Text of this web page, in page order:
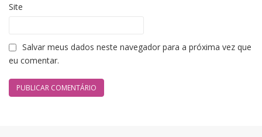
Site
Salvar meus dados neste navegador para a próxima vez que
eu comentar.